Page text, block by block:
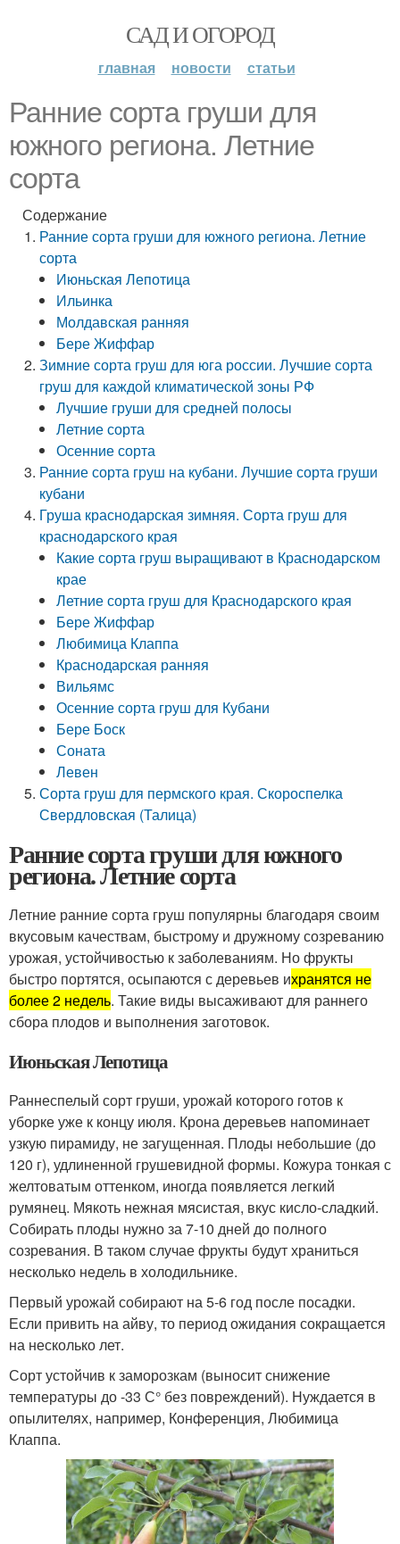
САД И ОГОРОД
главная новости статьи
Ранние сорта груши для
южного региона. Летние
сорта
Содержание
Ранние сорта груши для южного региона. Летние
сорта
Июньская Лепотица
Ильинка
Молдавская ранняя
Бере Жиффар
Зимние сорта груш для юга россии. Лучшие сорта
груш для каждой климатической зоны РФ
Лучшие груши для средней полосы
Летние сорта
Осенние сорта
Ранние сорта груш на кубани. Лучшие сорта груши
кубани
Груша краснодарская зимняя. Сорта груш для
краснодарского края
Какие сорта груш выращивают в Краснодарском
крае
Летние сорта груш для Краснодарского края
Бере Жиффар
Любимица Клаппа
Краснодарская ранняя
Вильямс
Осенние сорта груш для Кубани
Бере Боск
Соната
Левен
Сорта груш для пермского края. Скороспелка
Свердловская (Талица)
Ранние сорта груши для южного
региона. Летние сорта
Летние ранние сорта груш популярны благодаря своим
вкусовым качествам, быстрому и дружному созреванию
урожая, устойчивостью к заболеваниям. Но фрукты
быстро портятся, осыпаются с деревьев ихранятся не
более 2 недель. Такие виды высаживают для раннего
сбора плодов и выполнения заготовок.
Июньская Лепотица
Раннеспелый сорт груши, урожай которого готов к
уборке уже к концу июля. Крона деревьев напоминает
узкую пирамиду, не загущенная. Плоды небольшие (до
120 г), удлиненной грушевидной формы. Кожура тонкая с
желтоватым оттенком, иногда появляется легкий
румянец. Мякоть нежная мясистая, вкус кисло-сладкий.
Собирать плоды нужно за 7-10 дней до полного
созревания. В таком случае фрукты будут храниться
несколько недель в холодильнике.
Первый урожай собирают на 5-6 год после посадки.
Если привить на айву, то период ожидания сокращается
на несколько лет.
Сорт устойчив к заморозкам (выносит снижение
температуры до -33 С° без повреждений). Нуждается в
опылителях, например, Конференция, Любимица
Клаппа.